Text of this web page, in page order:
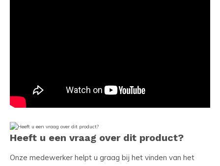
Heeft u een vraag over dit product?
Onze medewerker helpt u graag bij het vinden van het